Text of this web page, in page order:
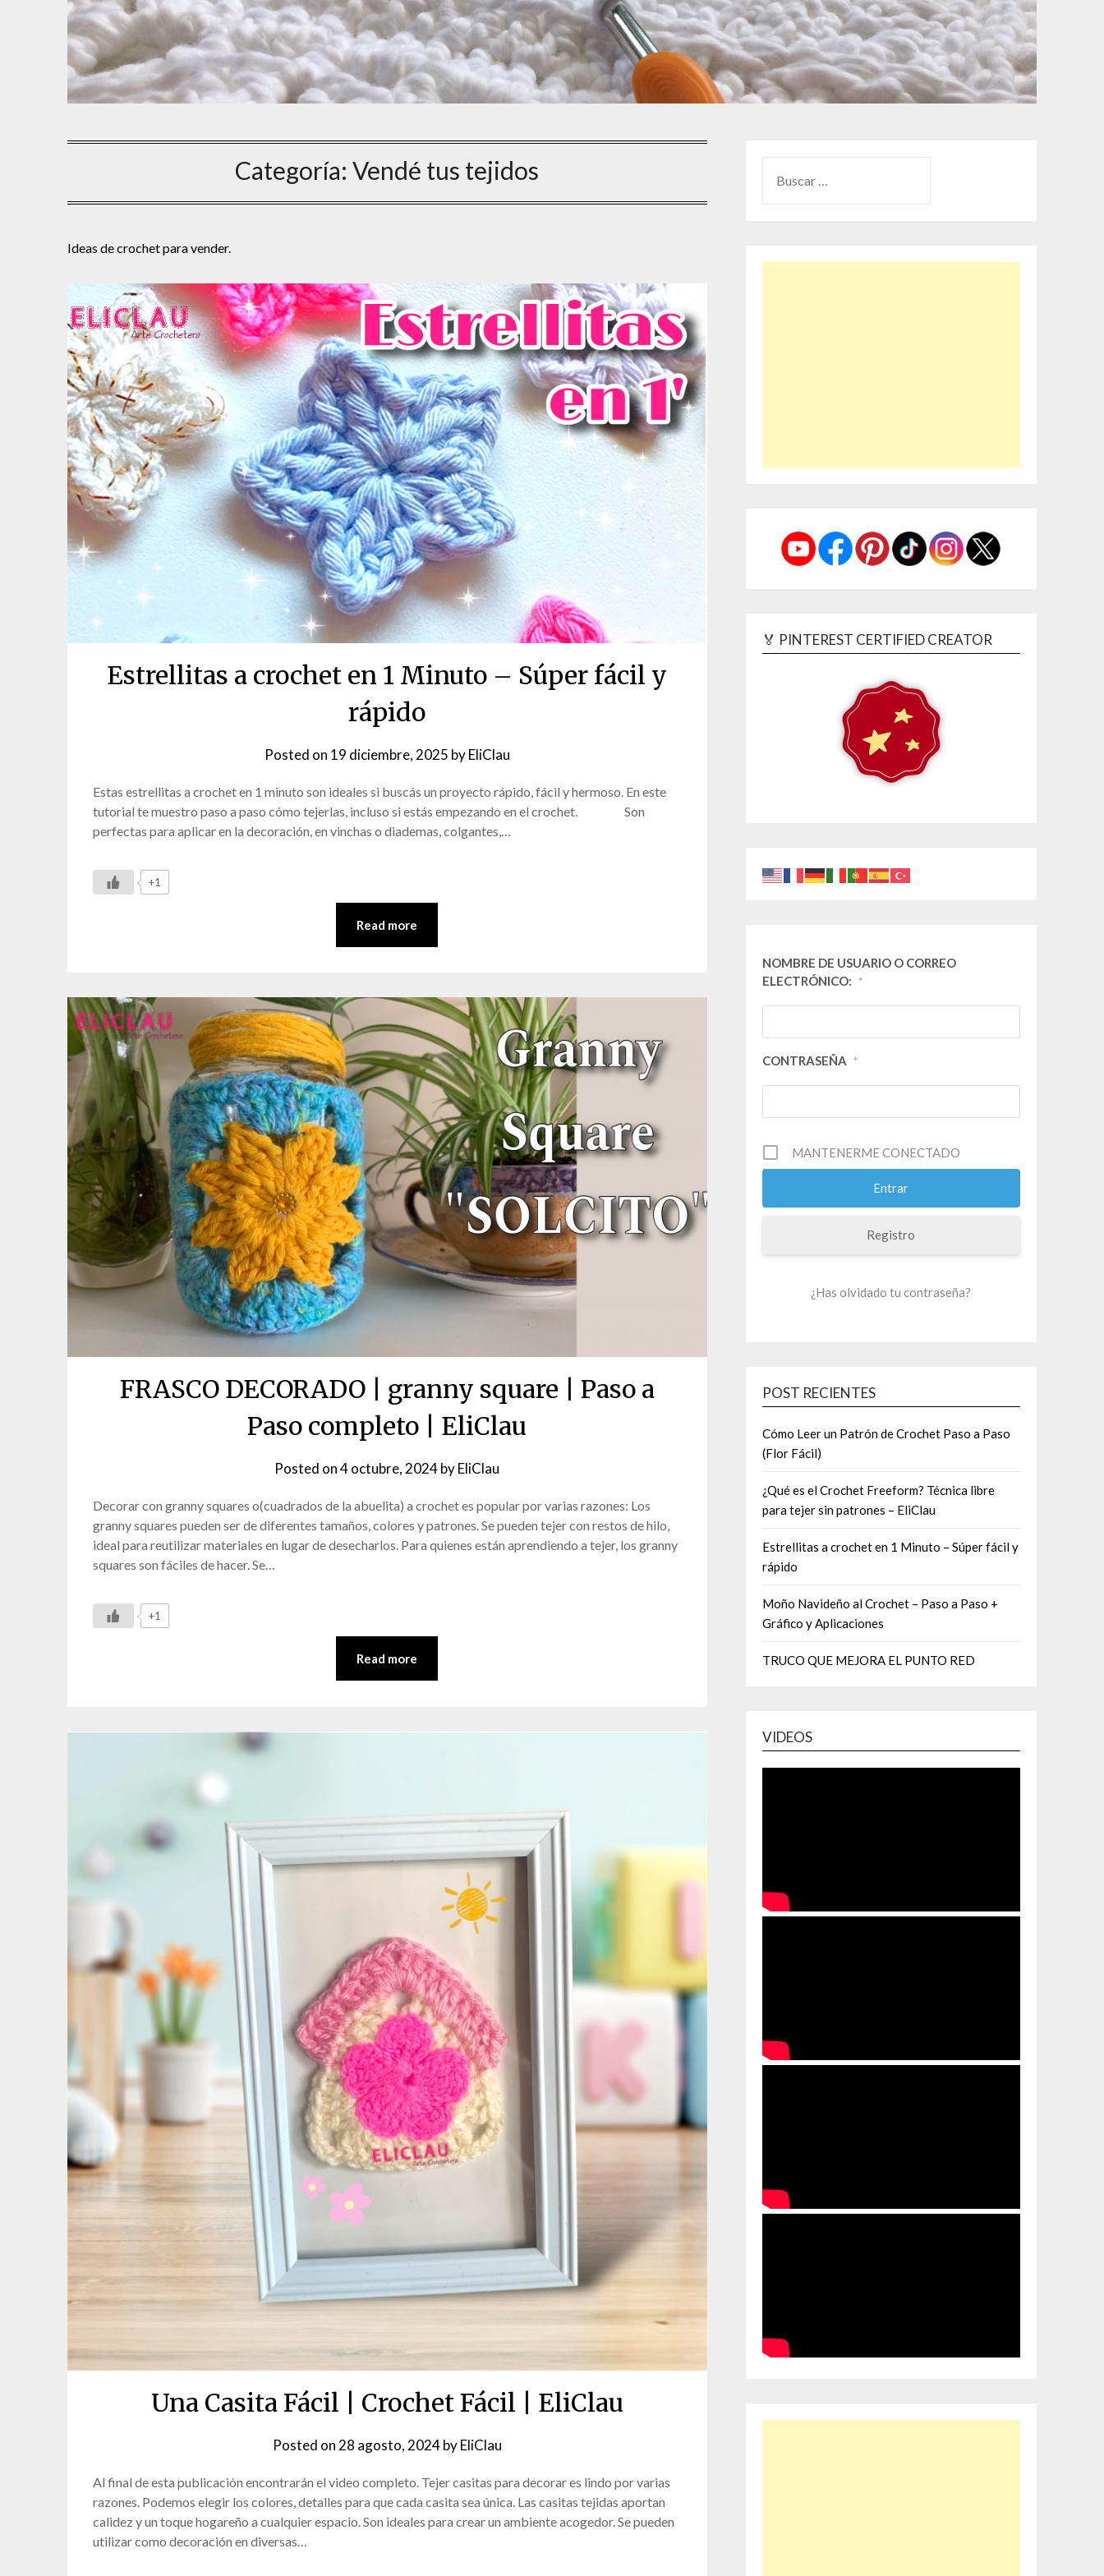
Categoría:Vendé tus tejidos
Ideas de crochet para vender.
Estrellitas a crochet en 1 Minuto – Súper fácil y
rápido
Posted on 19 diciembre, 2025 byEliClau
Estas estrellitas a crochet en 1 minuto son ideales si buscás un proyecto rápido, fácil y hermoso. En este
tutorial te muestro paso a paso cómo tejerlas, incluso si estás empezando en el crochet. Son
perfectas para aplicar en la decoración, en vinchas o diademas, colgantes,…
+1
Read more
FRASCO DECORADO | granny square | Paso a
Paso completo | EliClau
Posted on4 octubre, 2024byEliClau
Decorar con granny squares o(cuadrados de la abuelita) a crochet es popular por varias razones: Los
granny squares pueden ser de diferentes tamaños, colores y patrones. Se pueden tejer con restos de hilo,
ideal para reutilizar materiales en lugar de desecharlos. Para quienes están aprendiendo a tejer, los granny
squares son fáciles de hacer. Se…
+1
Read more
Una Casita Fácil | Crochet Fácil | EliClau
Posted on28 agosto, 2024byEliClau
Al final de esta publicación encontrarán el video completo. Tejer casitas para decorar es lindo por varias
razones. Podemos elegir los colores, detalles para que cada casita sea única. Las casitas tejidas aportan
calidez y un toque hogareño a cualquier espacio. Son ideales para crear un ambiente acogedor. Se pueden
utilizar como decoración en diversas…
🏅 PINTEREST CERTIFIED CREATOR
NOMBRE DE USUARIO O CORREO
ELECTRÓNICO: *
CONTRASEÑA *
MANTENERME CONECTADO
Registro
¿Has olvidado tu contraseña?
POST RECIENTES
Cómo Leer un Patrón de Crochet Paso a Paso
(Flor Fácil)
¿Qué es el Crochet Freeform? Técnica libre
para tejer sin patrones – EliClau
Estrellitas a crochet en 1 Minuto – Súper fácil y
rápido
Moño Navideño al Crochet – Paso a Paso +
Gráfico y Aplicaciones
TRUCO QUE MEJORA EL PUNTO RED
VIDEOS